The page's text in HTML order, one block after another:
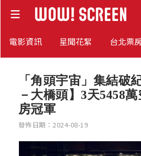
電影資訊 星聞花絮 台北票
「角頭宇宙」集結破
－大橋頭】3天5458
房冠軍
發佈日期：2024-08-19